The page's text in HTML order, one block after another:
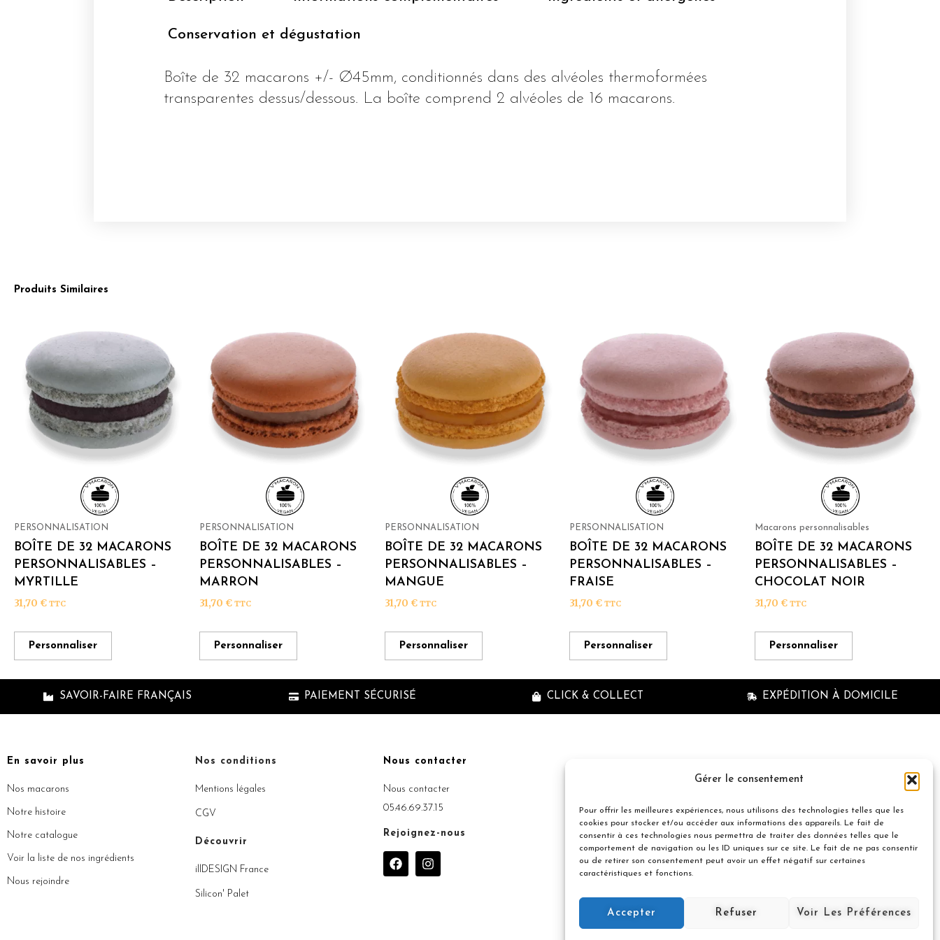
Gérer le consentement
Pour offrir les meilleures expériences, nous utilisons des technologies telles que les
cookies pour stocker et/ou accéder aux informations des appareils. Le fait de
consentir à ces technologies nous permettra de traiter des données telles que le
comportement de navigation ou les ID uniques sur ce site. Le fait de ne pas consentir
ou de retirer son consentement peut avoir un effet négatif sur certaines
caractéristiques et fonctions.
Accepter Refuser Voir Les Préférences
Conservation et dégustation
Boîte de 32 macarons +/- Ø45mm, conditionnés dans des alvéoles thermoformées
transparentes dessus/dessous. La boîte comprend 2 alvéoles de 16 macarons.
Produits Similaires
PERSONNALISATION
BOÎTE DE 32 MACARONS
PERSONNALISABLES –
MYRTILLE
31,70 € TTC
Personnaliser
PERSONNALISATION
BOÎTE DE 32 MACARONS
PERSONNALISABLES –
MARRON
31,70 € TTC
Personnaliser
PERSONNALISATION
BOÎTE DE 32 MACARONS
PERSONNALISABLES –
MANGUE
31,70 € TTC
Personnaliser
PERSONNALISATION
BOÎTE DE 32 MACARONS
PERSONNALISABLES –
FRAISE
31,70 € TTC
Personnaliser
Macarons personnalisables
BOÎTE DE 32 MACARONS
PERSONNALISABLES –
CHOCOLAT NOIR
31,70 € TTC
Personnaliser
SAVOIR-FAIRE FRANÇAIS PAIEMENT SÉCURISÉ CLICK & COLLECT EXPÉDITION À DOMICILE
En savoir plus
Nos macarons
Notre histoire
Notre catalogue
Voir la liste de nos ingrédients
Nous rejoindre
Nos conditions
Mentions légales
CGV
Découvrir
illDESIGN France
Silicon' Palet
Nous contacter
Nous contacter
05.46.69.37.15
Rejoignez-nous
F
a
I
n
© 2021 Nuances Gourmandes